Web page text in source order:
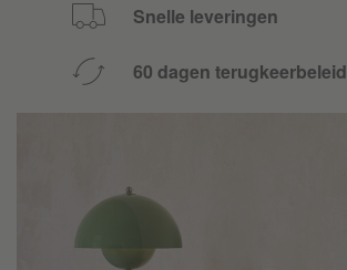
Snelle leveringen
60 dagen terugkeerbeleid